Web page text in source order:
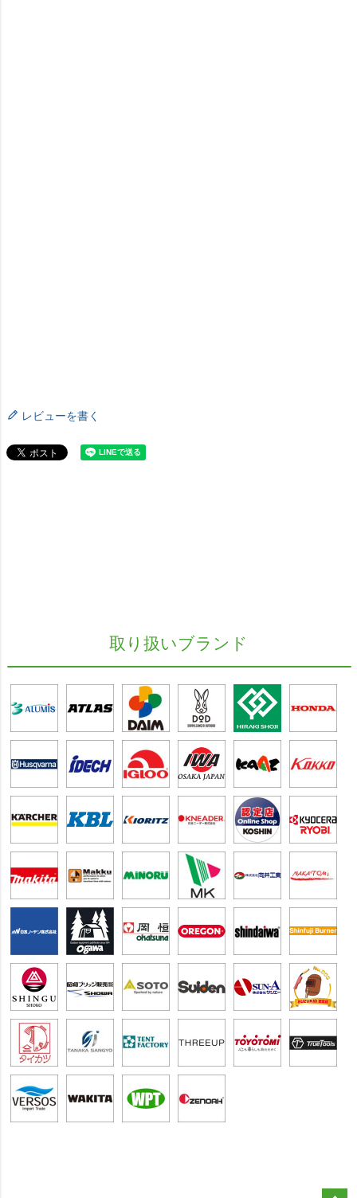
レビューを書く
取り扱いブランド